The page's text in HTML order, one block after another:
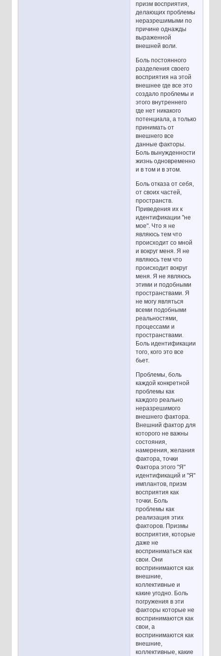
призм восприятия,
делающих проблемы
неразрешимыми по
причине однажды
выраженной
внешней воли.
Боль постоянного
разделения своего
восприятия на этой
внешнее где все это
создало проблемы и
этого внутреннего
где нет никакого
потенциала, а только
принимать от
внешнего все
данные факторы.
Боль вынужденности
жизнь одновременно
и в том и в этом.
Боль отказа от себя,
от своих частей,
пространств.
Приведения их к
идентификации "не
мое". Что я не
являюсь тем что
происходит со мной
и вокруг меня. Я не
являюсь тем что
происходит вокруг
меня. Я не являюсь
этими и подобными
пространствами. Я
не могу являться
всеми подобными
реальностями,
процессами и
пространствами.
Боль идентификации
того, кого это все
бьет.
Проблемы, боль
каждой конкретной
проблемы как
каждого реально
неразрешимого
внешнего фактора.
Внешний фактор для
которого не важны
состояния,
намерения, желания
фактора, точки
Фактора этого "Я"
идентификаций и "Я"
имплантов, призм
восприятия как
точки. Боль
проблемы как
реализация этих
факторов. Призмы
восприятия, которые
даже не
восприниматься как
свои. Они
воспринимаются как
внешние,
коллективные и
какие угодно. Боль
погружения в эти
факторы которые не
воспринимаются как
свои, а
воспринимаются как
внешние,
коллективные, какие